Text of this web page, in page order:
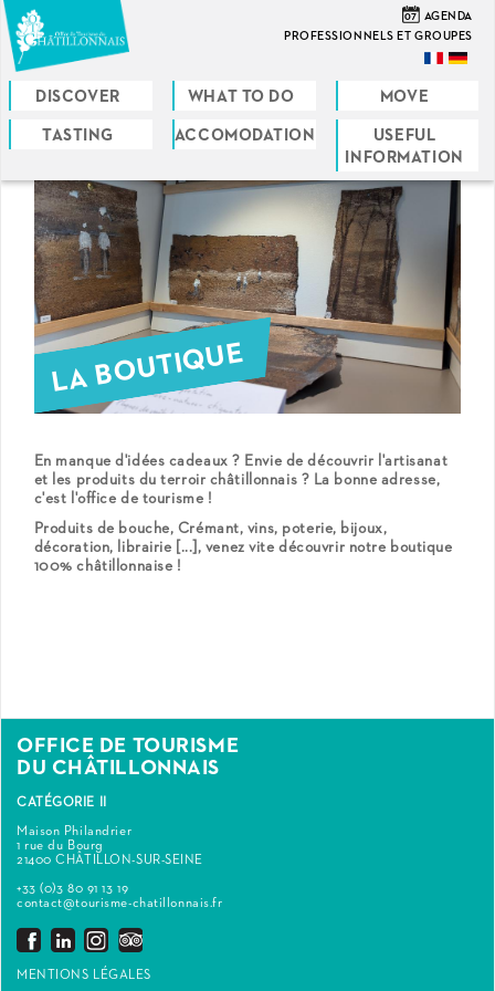
Skip
to
main
content
07 AGENDA
PROFESSIONNELS ET GROUPES
DISCOVER WHAT TO DO MOVE
TASTING ACCOMODATION
USEFUL
INFORMATION
are
here
LA BOUTIQUE
En manque d'idées cadeaux ? Envie de découvrir l'artisanat
et les produits du terroir châtillonnais ? La bonne adresse,
c'est l'office de tourisme !
Produits de bouche, Crémant, vins, poterie, bijoux,
décoration, librairie [...], venez vite découvrir notre boutique
100% châtillonnaise !
OFFICE DE TOURISME
DU CHÂTILLONNAIS
CATÉGORIE II
Maison Philandrier
1 rue du Bourg
21400 CHÂTILLON-SUR-SEINE
+33 (0)3 80 91 13 19
contact@tourisme-chatillonnais.fr
MENTIONS LÉGALES